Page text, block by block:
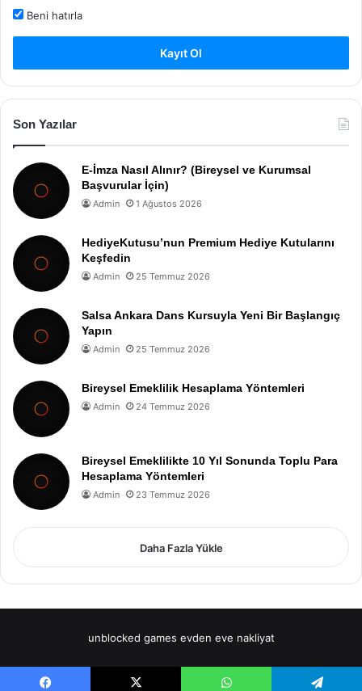
Beni hatırla
Kayıt Ol
Son Yazılar
E-İmza Nasıl Alınır? (Bireysel ve Kurumsal
Başvurular İçin)
Admin 1 Ağustos 2026
HediyeKutusu’nun Premium Hediye Kutularını
Keşfedin
Admin 25 Temmuz 2026
Salsa Ankara Dans Kursuyla Yeni Bir Başlangıç
Yapın
Admin 25 Temmuz 2026
Bireysel Emeklilik Hesaplama Yöntemleri
Admin 24 Temmuz 2026
Bireysel Emeklilikte 10 Yıl Sonunda Toplu Para
Hesaplama Yöntemleri
Admin 23 Temmuz 2026
Daha Fazla Yükle
unblocked games evden eve nakliyat